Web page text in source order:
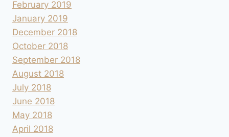
February 2019
January 2019
December 2018
October 2018
September 2018
August 2018
July 2018
June 2018
May 2018
April 2018